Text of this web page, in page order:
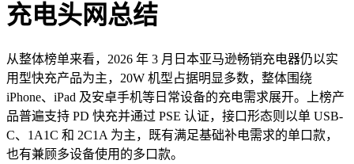
充电头网总结
从整体榜单来看，2026 年 3 月日本亚马逊畅销充电器仍以实
用型快充产品为主，20W 机型占据明显多数，整体围绕
iPhone、iPad 及安卓手机等日常设备的充电需求展开。上榜产
品普遍支持 PD 快充并通过 PSE 认证，接口形态则以单 USB-
C、1A1C 和 2C1A 为主，既有满足基础补电需求的单口款，
也有兼顾多设备使用的多口款。